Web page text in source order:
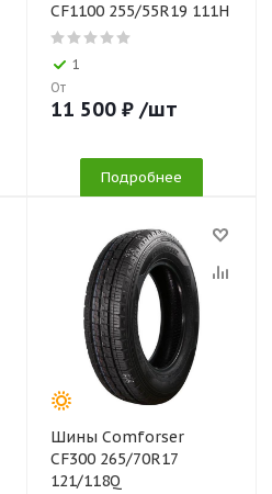
CF1100 255/55R19 111H
1
От
11 500 ₽ /шт
Подробнее
Шины Comforser
CF300 265/70R17
121/118Q